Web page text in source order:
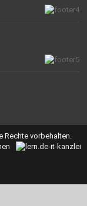
vorbehalten.